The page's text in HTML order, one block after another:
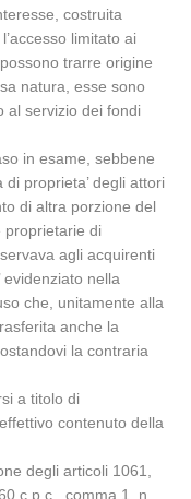
costruita
limitato ai
trarre origine
natura, esse sono
al servizio dei fondi
in esame, sebbene
proprieta’ degli attori
di altra porzione del
proprietarie di
agli acquirenti
evidenziato nella
che, unitamente alla
anche la
la contraria
a titolo di
contenuto della
degli articoli 1061,
c.p.c., comma 1, n.